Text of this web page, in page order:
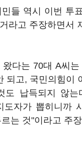
들 역시 이번 투
라고 주장하면서
다는 70대 A씨
되고, 국민의힘이
도 납득되지 않는
도자가 뽑히니까
는 것"이라고 주